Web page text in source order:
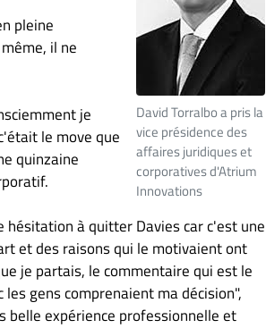
David Torralbo a pris la
vice présidence des
affaires juridiques et
corporatives d'Atrium
Innovations
pleine
il ne
je
le move que
quinzaine
hésitation à quitter Davies car c'est une
et des raisons qui le motivaient ont
je partais, le commentaire qui est le
gens comprenaient ma décision",
belle expérience professionnelle et